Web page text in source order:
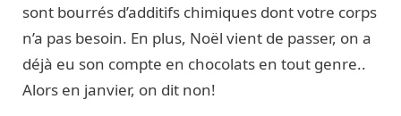
sont bourrés d’additifs chimiques dont votre corps
n’a pas besoin. En plus, Noël vient de passer, on a
déjà eu son compte en chocolats en tout genre..
Alors en janvier, on dit non!